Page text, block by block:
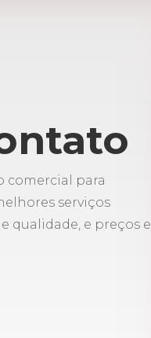
comercial para
serviços
qualidade, e preços e